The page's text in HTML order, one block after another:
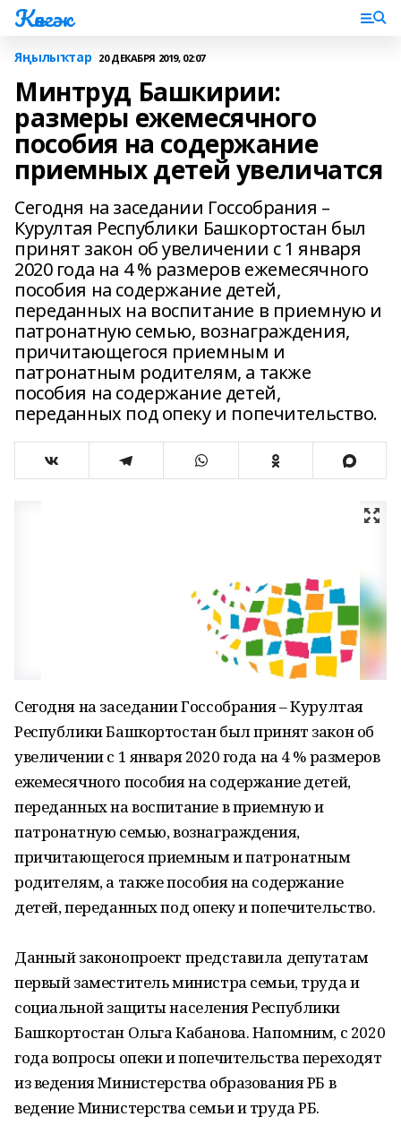
Көнгәк
Яңылыҡтар 20 ДЕКАБРЯ 2019, 02:07
Минтруд Башкирии:
размеры ежемесячного
пособия на содержание
приемных детей увеличатся
Сегодня на заседании Госсобрания –
Курултая Республики Башкортостан был
принят закон об увеличении с 1 января
2020 года на 4 % размеров ежемесячного
пособия на содержание детей,
переданных на воспитание в приемную и
патронатную семью, вознаграждения,
причитающегося приемным и
патронатным родителям, а также
пособия на содержание детей,
переданных под опеку и попечительство.
Сегодня на заседании Госсобрания – Курултая
Республики Башкортостан был принят закон об
увеличении с 1 января 2020 года на 4 % размеров
ежемесячного пособия на содержание детей,
переданных на воспитание в приемную и
патронатную семью, вознаграждения,
причитающегося приемным и патронатным
родителям, а также пособия на содержание
детей, переданных под опеку и попечительство.
Данный законопроект представила депутатам
первый заместитель министра семьи, труда и
социальной защиты населения Республики
Башкортостан Ольга Кабанова. Напомним, с 2020
года вопросы опеки и попечительства переходят
из ведения Министерства образования РБ в
ведение Министерства семьи и труда РБ.